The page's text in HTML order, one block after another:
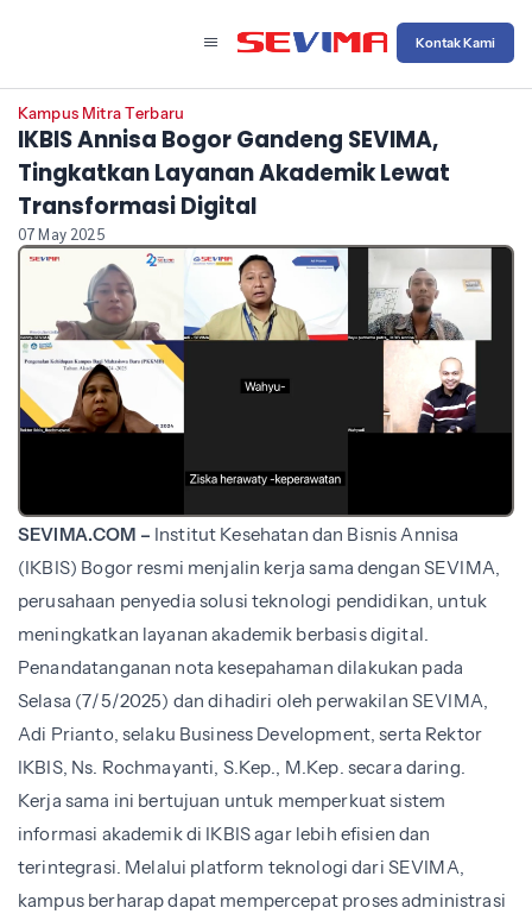
Kontak Kami
Kampus Mitra Terbaru
IKBIS Annisa Bogor Gandeng SEVIMA,
Tingkatkan Layanan Akademik Lewat
Transformasi Digital
07 May 2025
SEVIMA.COM – Institut Kesehatan dan Bisnis Annisa
(IKBIS) Bogor resmi menjalin kerja sama dengan SEVIMA,
perusahaan penyedia solusi teknologi pendidikan, untuk
meningkatkan layanan akademik berbasis digital.
Penandatanganan nota kesepahaman dilakukan pada
Selasa (7/5/2025) dan dihadiri oleh perwakilan SEVIMA,
Adi Prianto, selaku Business Development, serta Rektor
IKBIS, Ns. Rochmayanti, S.Kep., M.Kep. secara daring.
Kerja sama ini bertujuan untuk memperkuat sistem
informasi akademik di IKBIS agar lebih efisien dan
terintegrasi. Melalui platform teknologi dari SEVIMA,
kampus berharap dapat mempercepat proses administrasi